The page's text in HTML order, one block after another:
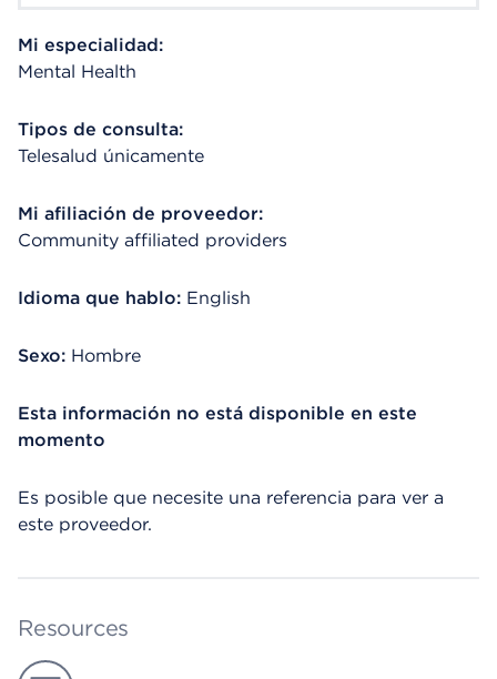
Mi especialidad:
Mental Health
Tipos de consulta:
Telesalud únicamente
Mi afiliación de proveedor:
Community affiliated providers
Idioma que hablo: English
Sexo: Hombre
Esta información no está disponible en este
momento
Es posible que necesite una referencia para ver a
este proveedor.
Resources